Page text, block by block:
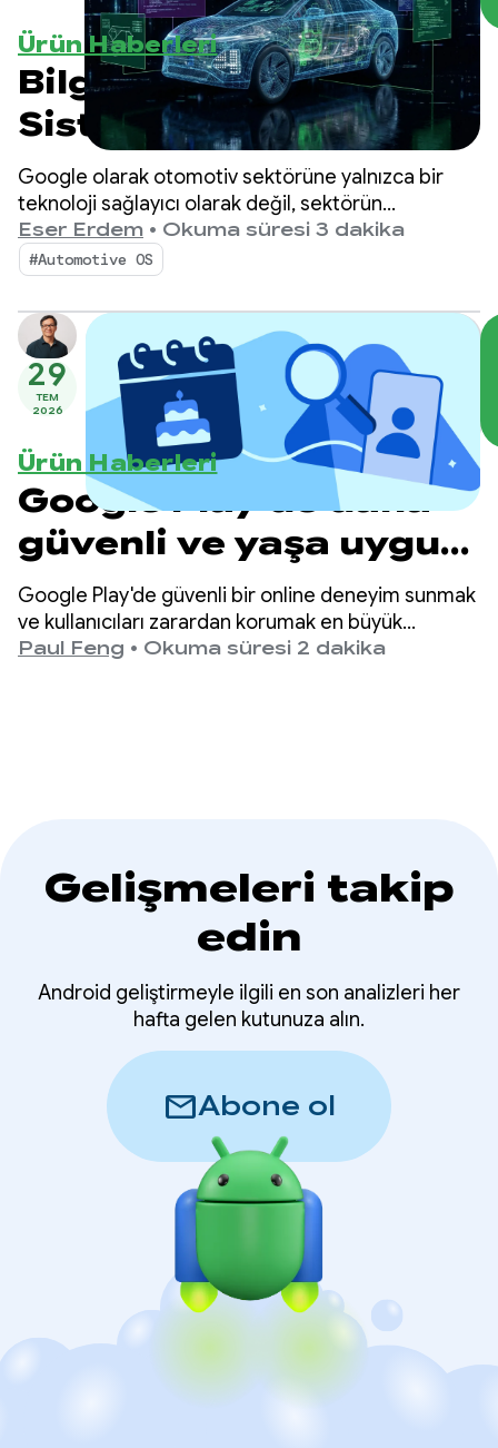
Ürün Haberleri
Bilgi-Eğlence
Sisteminin Ötesinde:
Yazılımla Tanımlanan
Araçlar İçin Android
Automotive OS'in
Google olarak otomotiv sektörüne yalnızca bir
teknoloji sağlayıcı olarak değil, sektörün
dönüşümünde bir iş ortağı olarak da büyük önem
veriyoruz.
Eser Erdem • Okuma süresi 3 dakika
#Automotive OS
29
TEM
2026
Ürün Haberleri
Google Play'de daha
güvenli ve yaşa uygun
deneyimler sunma
Google Play'de güvenli bir online deneyim sunmak
ve kullanıcıları zarardan korumak en büyük
önceliğimizdir.
Paul Feng • Okuma süresi 2 dakika
Gelişmeleri takip
edin
Android geliştirmeyle ilgili en son analizleri her
hafta gelen kutunuza alın.
mailAbone ol